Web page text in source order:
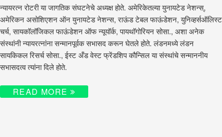
न्यायरत्न रोटरी या जागतिक संघटनेचे अध्यक्ष होते. अमेरिकेतल्या युनायटेड नेशन्स्,
अमेरिकन असोशिएशन ऑन युनायटेड नेशन्स, राऊंड टेबल फाऊंडेशन, युनिव्हर्सऑलिस्ट
चर्च, सायकॉलॉजिकल फाऊंडेशन ऑफ न्यूयॉर्क, पायथॉगोरियन सोसा., अशा अनेक
संस्थांनी न्यायरत्नांना सन्मानपूर्वक सभासद करून घेतले होते. लंडनमध्ये लंडन
सायकिकल रिसर्च सोसा., ईस्ट अँड वेस्ट फ्रेंडशिप कौन्सिल या संस्थांचे सन्माननीय
सभासदत्व त्यांना दिले होते.
READ MORE